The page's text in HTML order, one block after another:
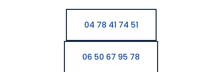
04 78 41 74 51
06 50 67 95 78